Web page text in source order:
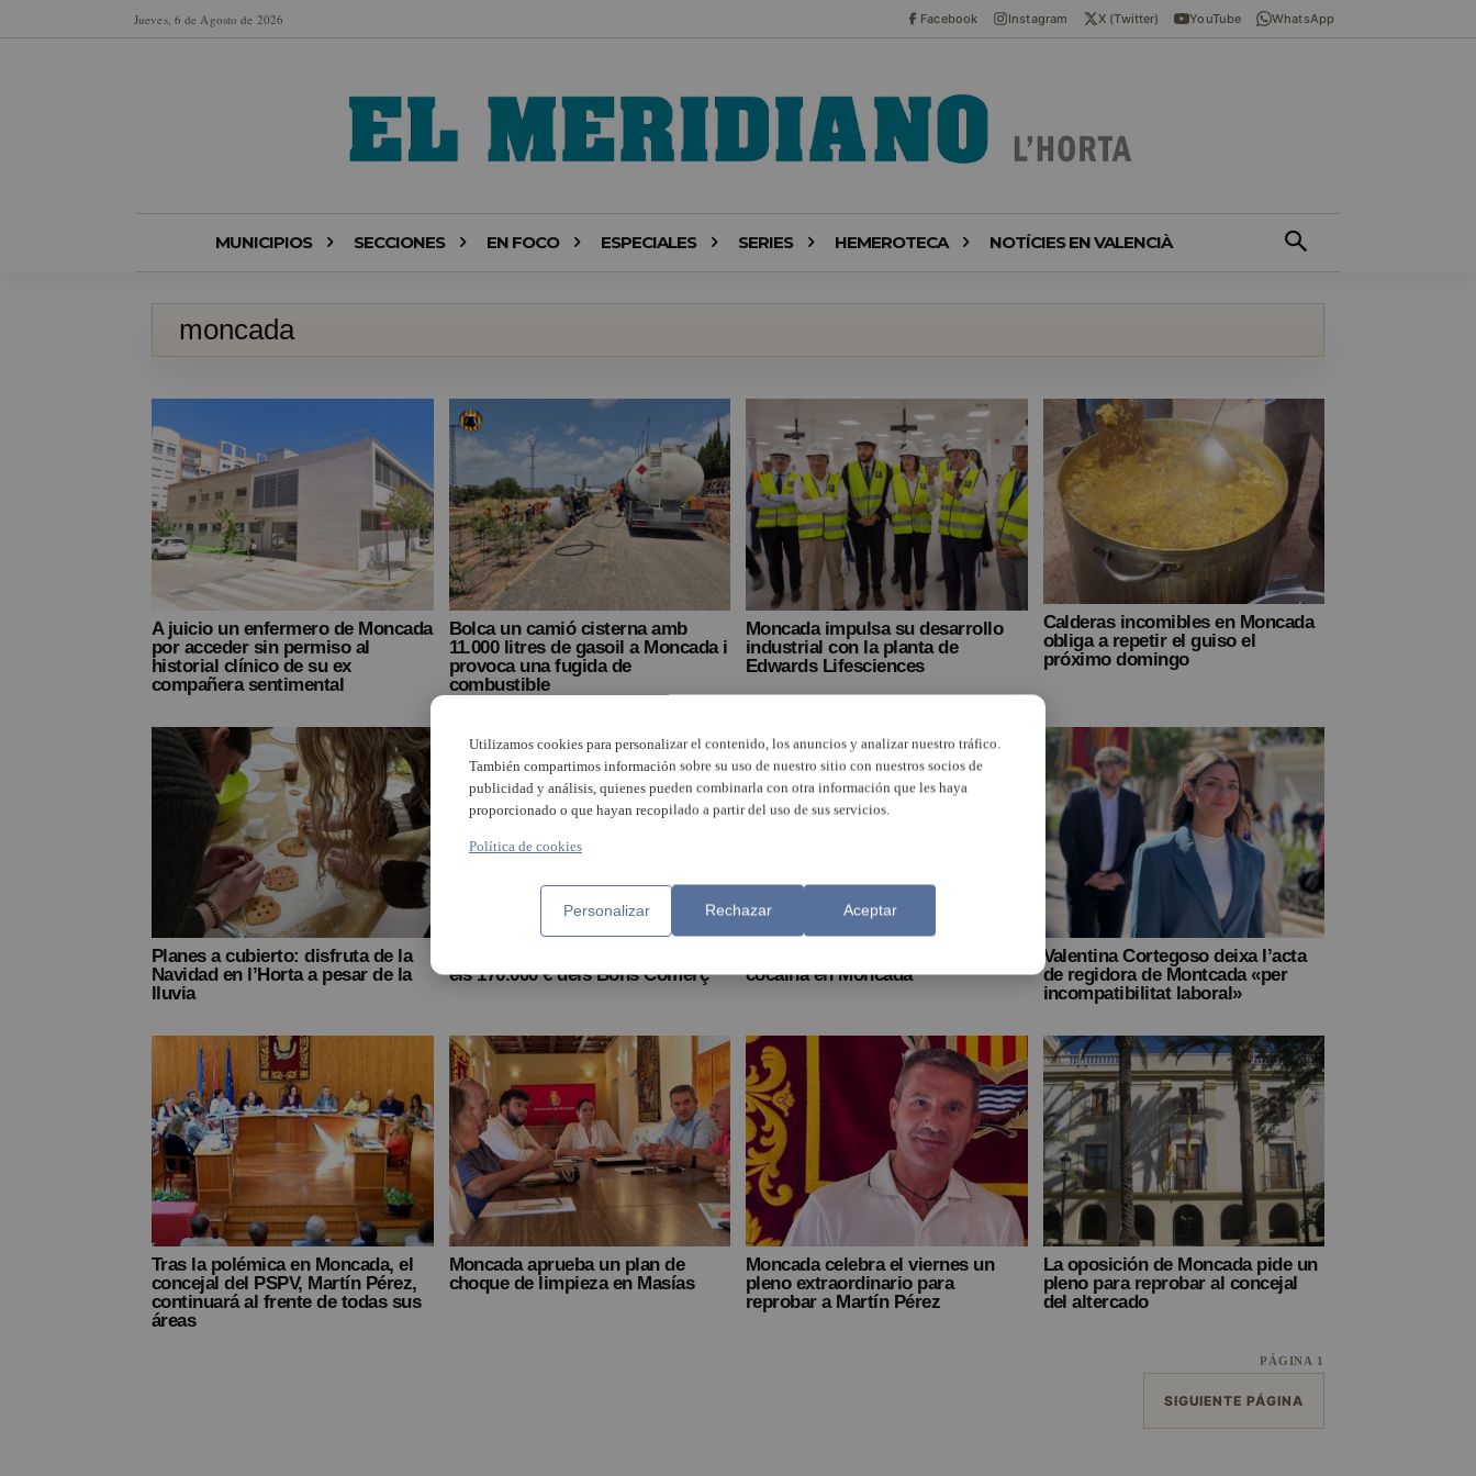
Jueves, 6 de Agosto de 2026 Facebook Instagram X (Twitter) YouTube WhatsApp
MUNICIPIOS SECCIONES EN FOCO ESPECIALES SERIES HEMEROTECA NOTÍCIES EN VALENCIÀ
moncada
A juicio un enfermero de Moncada
por acceder sin permiso al
historial clínico de su ex
compañera sentimental
Bolca un camió cisterna amb
11.000 litres de gasoil a Moncada i
provoca una fugida de
combustible
Moncada impulsa su desarrollo
industrial con la planta de
Edwards Lifesciences
Calderas incomibles en Moncada
obliga a repetir el guiso el
próximo domingo
Planes a cubierto: disfruta de la
Navidad en l’Horta a pesar de la
lluvia
els 170.000 € dels Bons Comerç
cocaína en Moncada
Valentina Cortegoso deixa l’acta
de regidora de Montcada «per
incompatibilitat laboral»
Tras la polémica en Moncada, el
concejal del PSPV, Martín Pérez,
continuará al frente de todas sus
áreas
Moncada aprueba un plan de
choque de limpieza en Masías
Moncada celebra el viernes un
pleno extraordinario para
reprobar a Martín Pérez
La oposición de Moncada pide un
pleno para reprobar al concejal
del altercado
PÁGINA 1
SIGUIENTE PÁGINA
Utilizamos cookies para personalizar el contenido, los anuncios y analizar nuestro tráfico.
También compartimos información sobre su uso de nuestro sitio con nuestros socios de
publicidad y análisis, quienes pueden combinarla con otra información que les haya
proporcionado o que hayan recopilado a partir del uso de sus servicios.
Política de cookies
Personalizar Rechazar Aceptar